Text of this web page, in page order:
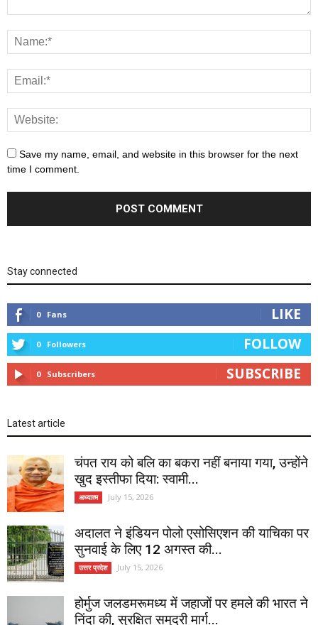
Save my name, email, and website in this browser for the next
time I comment.
Stay connected
0 Fans LIKE
0 Followers FOLLOW
0 Subscribers SUBSCRIBE
Latest article
चंपत राय को बलि का बकरा नहीं बनाया गया, उन्होंने
खुद इस्तीफा दिया: स्वामी...
अध्यात्म July 15, 2026
अदालत ने इंडियन पोलो एसोसिएशन की याचिका पर
सुनवाई के लिए 12 अगस्त की...
उत्तर प्रदेश July 15, 2026
होर्मुज जलडमरूमध्य में जहाजों पर हमले की भारत ने
निंदा की, सुरक्षित समुद्री मार्ग...